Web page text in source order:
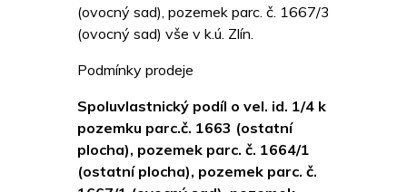
(ovocný sad), pozemek parc. č. 1667/3
(ovocný sad) vše v k.ú. Zlín.
Podmínky prodeje
Spoluvlastnický podíl o vel. id. 1/4 k
pozemku parc.č. 1663 (ostatní
plocha), pozemek parc. č. 1664/1
(ostatní plocha), pozemek parc. č.